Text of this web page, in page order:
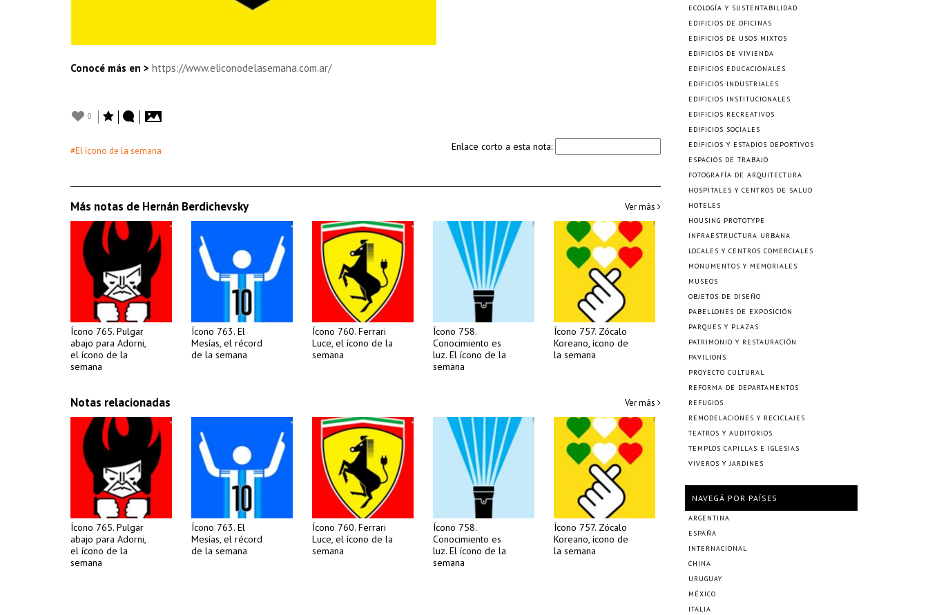
Conocé más en > https://www.eliconodelasemana.com.ar/
0
#El ícono de la semana Enlace corto a esta nota:
Más notas de Hernán Berdichevsky Ver más
Ícono 765. Pulgar
abajo para Adorni,
el ícono de la
semana
Ícono 763. El
Mesías, el récord
de la semana
Ícono 760. Ferrari
Luce, el ícono de la
semana
Ícono 758.
Conocimiento es
luz. El ícono de la
semana
Ícono 757. Zócalo
Koreano, ícono de
la semana
Notas relacionadas Ver más
Ícono 765. Pulgar
abajo para Adorni,
el ícono de la
semana
Ícono 763. El
Mesías, el récord
de la semana
Ícono 760. Ferrari
Luce, el ícono de la
semana
Ícono 758.
Conocimiento es
luz. El ícono de la
semana
Ícono 757. Zócalo
Koreano, ícono de
la semana
ECOLOGÍA Y SUSTENTABILIDAD
EDIFICIOS DE OFICINAS
EDIFICIOS DE USOS MIXTOS
EDIFICIOS DE VIVIENDA
EDIFICIOS EDUCACIONALES
EDIFICIOS INDUSTRIALES
EDIFICIOS INSTITUCIONALES
EDIFICIOS RECREATIVOS
EDIFICIOS SOCIALES
EDIFICIOS Y ESTADIOS DEPORTIVOS
ESPACIOS DE TRABAJO
FOTOGRAFÍA DE ARQUITECTURA
HOSPITALES Y CENTROS DE SALUD
HOTELES
HOUSING PROTOTYPE
INFRAESTRUCTURA URBANA
LOCALES Y CENTROS COMERCIALES
MONUMENTOS Y MEMORIALES
MUSEOS
OBJETOS DE DISEÑO
PABELLONES DE EXPOSICIÓN
PARQUES Y PLAZAS
PATRIMONIO Y RESTAURACIÓN
PAVILIONS
PROYECTO CULTURAL
REFORMA DE DEPARTAMENTOS
REFUGIOS
REMODELACIONES Y RECICLAJES
TEATROS Y AUDITORIOS
TEMPLOS CAPILLAS E IGLESIAS
VIVEROS Y JARDINES
NAVEGÁ POR PAÍSES
ARGENTINA
ESPAÑA
INTERNACIONAL
CHINA
URUGUAY
MÉXICO
ITALIA